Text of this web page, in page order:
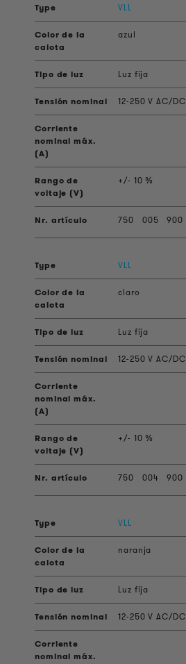
VLL
azul
Luz fija
12-250 V AC/DC
+/- 10 %
750 005 900
VLL
claro
Luz fija
12-250 V AC/DC
+/- 10 %
750 004 900
VLL
naranja
Luz fija
12-250 V AC/DC